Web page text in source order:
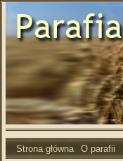
Strona główna O parafii